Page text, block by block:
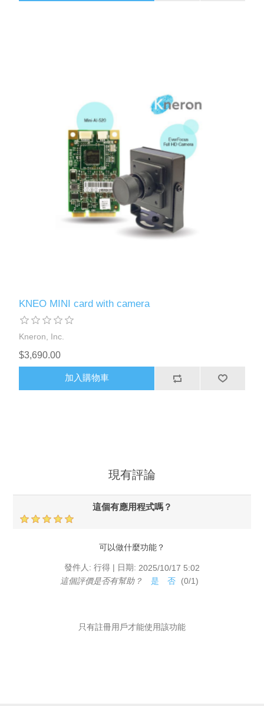
KNEO MINI card with camera
Kneron, Inc.
$3,690.00
加入購物車
現有評論
這個有應用程式嗎？
可以做什麼功能？
發件人: 行得 | 日期: 2025/10/17 5:02
這個評價是否有幫助？
是 否 (0/1)
只有註冊用戶才能使用該功能